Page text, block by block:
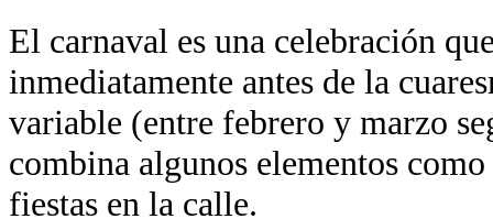
El carnaval es una celebración
inmediatamente antes de la
variable (entre febrero y marzo
combina algunos elementos
fiestas en la calle.